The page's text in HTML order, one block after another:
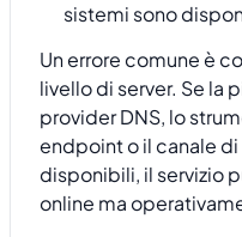
sistemi sono
Un errore comune è
livello di server. Se la
provider DNS, lo
endpoint o il canale
disponibili, il servizio
online ma